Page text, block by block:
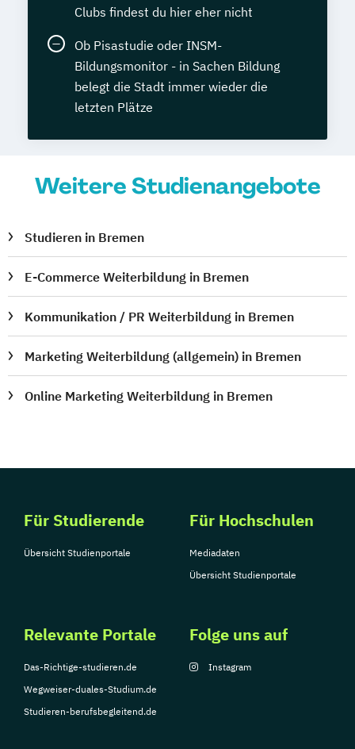
Clubs findest du hier eher nicht
Ob Pisastudie oder INSM-
Bildungsmonitor - in Sachen Bildung
belegt die Stadt immer wieder die
letzten Plätze
Weitere Studienangebote
Studieren in Bremen
E-Commerce Weiterbildung in Bremen
Kommunikation / PR Weiterbildung in Bremen
Marketing Weiterbildung (allgemein) in Bremen
Online Marketing Weiterbildung in Bremen
Für Studierende
Übersicht Studienportale
Für Hochschulen
Mediadaten
Übersicht Studienportale
Relevante Portale
Das-Richtige-studieren.de
Wegweiser-duales-Studium.de
Studieren-berufsbegleitend.de
Folge uns auf
Instagram